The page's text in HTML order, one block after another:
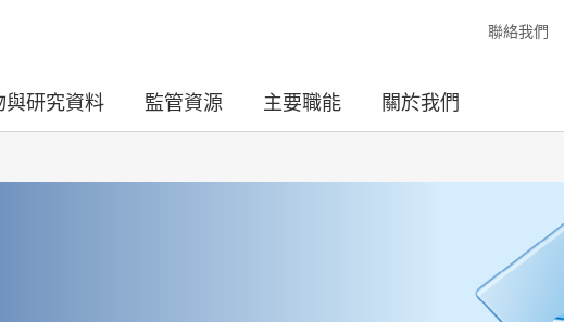
聯絡我們
與研究資料 監管資源 主要職能 關於我們